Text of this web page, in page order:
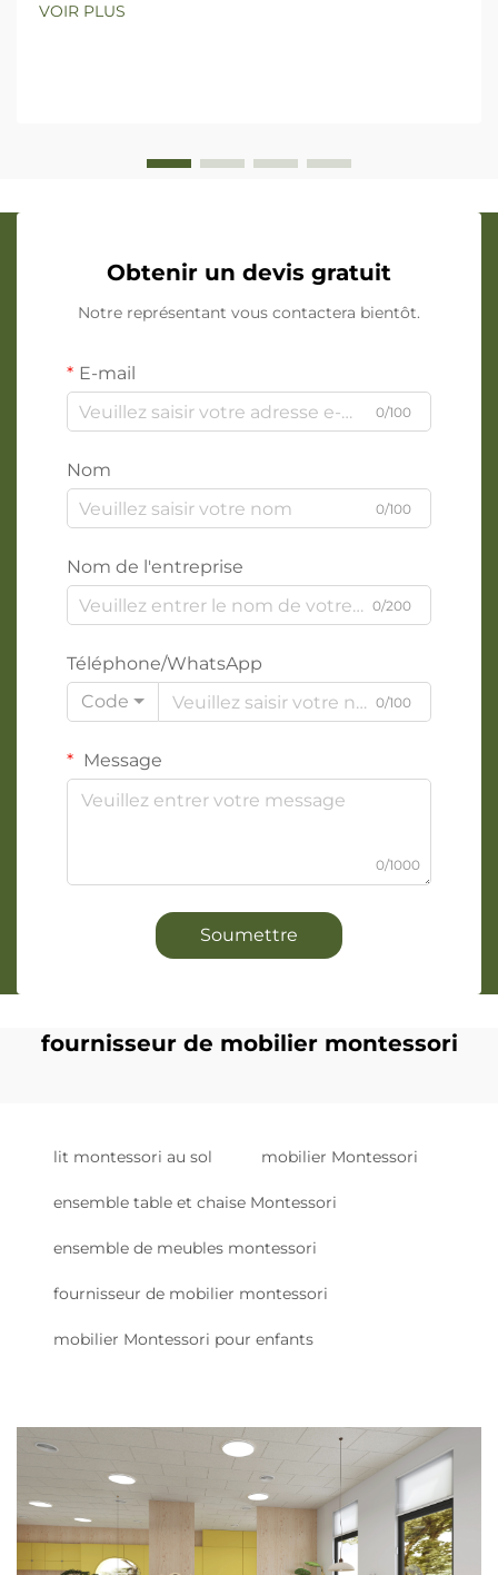
VOIR PLUS
Obtenir un devis gratuit
Notre représentant vous contactera bientôt.
E-mail
0/100
Nom
0/100
Nom de l'entreprise
0/200
Téléphone/WhatsApp
Code
0/100
Message
0/1000
Soumettre
fournisseur de mobilier montessori
lit montessori au sol mobilier Montessori
ensemble table et chaise Montessori
ensemble de meubles montessori
fournisseur de mobilier montessori
mobilier Montessori pour enfants